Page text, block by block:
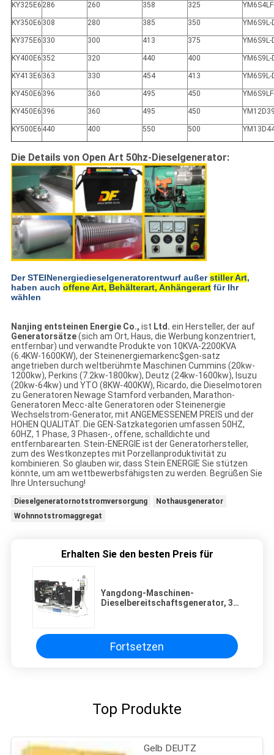
KY325E6 286 260 358 325
KY350E6 308 280 385 350 YM6S9L-
KY375E6 330 300 413 375 YM6S9L-
KY400E6 352 320 440 400 YM6S9L-
KY413E6 363 330 454 413 YM6S9L-
KY450E6 396 360 495 450
KY450E6 396 360 495 450
KY500E6 440 400 550 500
Die Details von Open Art 50hz-Dieselgenerator:
Der STEINenergiedieselgeneratorentwurf außerstiller Art,
haben auch offene Art, Behälterart, Anhängerartfür Ihr
wählen
Nanjing entsteinen Energie Co., ist Ltd. ein Hersteller, der auf
Generatorsätze(sich am Ort, Haus, die Werbung konzentriert,
entfernbar) und verwandte Produkte von 10KVA-2200KVA
(6.4KW-1600KW), der Steinenergiemarkenc$gen-satz
angetrieben durch weltberühmte Maschinen Cummins (20kw-
1200kw), Perkins (7.2kw-1800kw), Deutz (24kw-1600kw), Isuzu
(20kw-64kw) und YTO (8KW-400KW), Ricardo, die Dieselmotoren
zu Generatoren Newage Stamford verbanden, Marathon-
Generatoren Mecc-alte Generatoren oder Steinenergie
Wechselstrom-Generator, mit ANGEMESSENEM PREIS und der
HOHEN QUALITÄT. Die GEN-Satzkategorien umfassen 50HZ,
60HZ, 1 Phase, 3 Phasen-, offene, schalldichte und
entfernbarearten. Stein-ENERGIE ist der Generatorhersteller,
zum des Westkonzeptes mit Porzellanproduktivität zu
kombinieren. So glauben wir, dass Stein ENERGIE Sie stützen
könnte, um am wettbewerbsfähigsten zu werden. Begrüßen Sie
Ihre Untersuchung!
Dieselgeneratornotstromversorgung
Nothausgenerator
Wohnnotstromaggregat
Erhalten Sie den besten Preis für
Yangdong-Maschinen-
Dieselbereitschaftsgenerator, 3
automatisch an
Fortsetzen
Top Produkte
Gelb DEUTZ